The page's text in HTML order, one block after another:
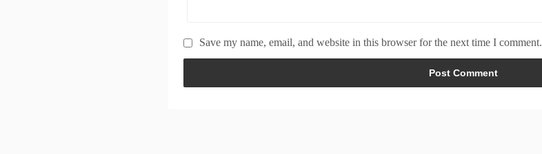
Save my name, email, and website in this browser for the next time I comment.